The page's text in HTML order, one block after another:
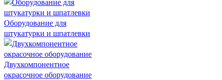
Оборудование для
штукатурки и шпатлевки
Двухкомпонентное
окрасочное оборудование